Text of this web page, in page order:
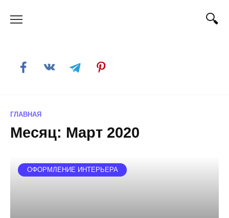
ГЛАВНАЯ
Месяц: Март 2020
ОФОРМЛЕНИЕ ИНТЕРЬЕРА